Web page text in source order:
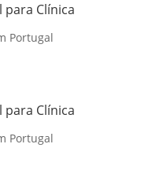
Clínica
Portugal
Clínica
Portugal